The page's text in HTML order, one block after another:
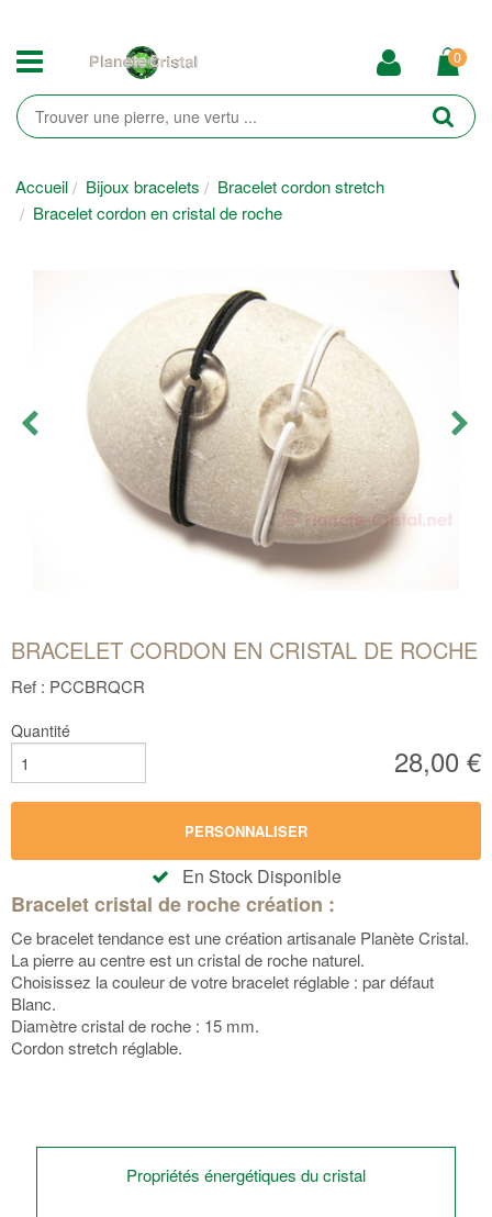
0
Accueil Bijoux bracelets
Bracelet cordon stretch
Bracelet cordon en cristal de roche
BRACELET CORDON EN CRISTAL DE ROCHE
Ref : PCCBRQCR
Quantité
28,00 €
PERSONNALISER
En Stock Disponible
Bracelet cristal de roche création :
Ce bracelet tendance est une création artisanale Planète Cristal.
La pierre au centre est un cristal de roche naturel.
Choisissez la couleur de votre bracelet réglable : par défaut
Blanc.
Diamètre cristal de roche : 15 mm.
Cordon stretch réglable.
Propriétés énergétiques du cristal